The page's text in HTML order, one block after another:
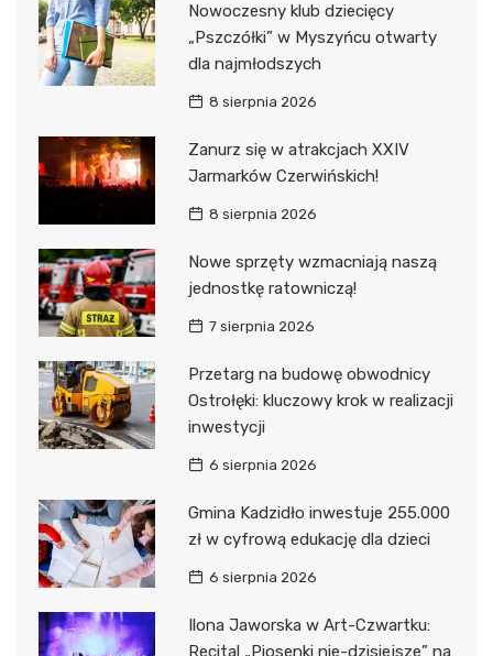
Nowoczesny klub dziecięcy
„Pszczółki” w Myszyńcu otwarty
dla najmłodszych
8 sierpnia 2026
Zanurz się w atrakcjach XXIV
Jarmarków Czerwińskich!
8 sierpnia 2026
Nowe sprzęty wzmacniają naszą
jednostkę ratowniczą!
7 sierpnia 2026
Przetarg na budowę obwodnicy
Ostrołęki: kluczowy krok w realizacji
inwestycji
6 sierpnia 2026
Gmina Kadzidło inwestuje 255.000
zł w cyfrową edukację dla dzieci
6 sierpnia 2026
Ilona Jaworska w Art-Czwartku: